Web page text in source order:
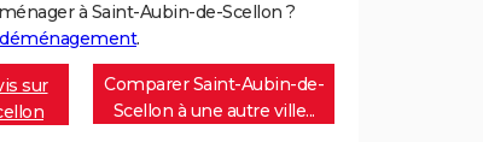
à Saint-Aubin-de-Scellon ?
.
sur
Comparer Saint-Aubin-de-
Scellon à une autre ville...